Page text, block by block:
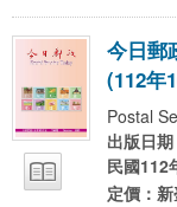
今日郵
(112年1
Postal
出版日期
民國112
定價：